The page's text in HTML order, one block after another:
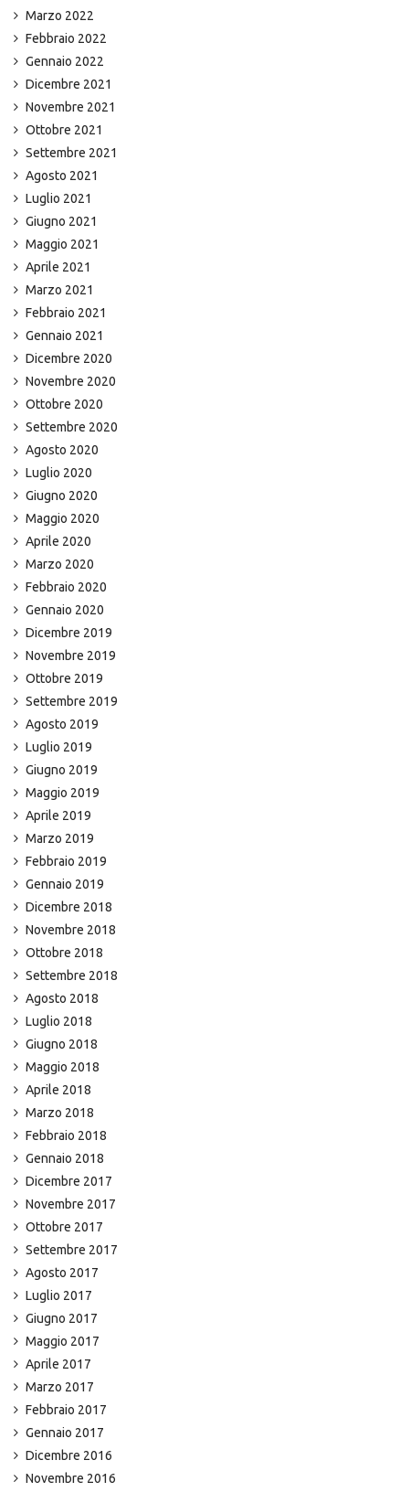
Marzo 2022
Febbraio 2022
Gennaio 2022
Dicembre 2021
Novembre 2021
Ottobre 2021
Settembre 2021
Agosto 2021
Luglio 2021
Giugno 2021
Maggio 2021
Aprile 2021
Marzo 2021
Febbraio 2021
Gennaio 2021
Dicembre 2020
Novembre 2020
Ottobre 2020
Settembre 2020
Agosto 2020
Luglio 2020
Giugno 2020
Maggio 2020
Aprile 2020
Marzo 2020
Febbraio 2020
Gennaio 2020
Dicembre 2019
Novembre 2019
Ottobre 2019
Settembre 2019
Agosto 2019
Luglio 2019
Giugno 2019
Maggio 2019
Aprile 2019
Marzo 2019
Febbraio 2019
Gennaio 2019
Dicembre 2018
Novembre 2018
Ottobre 2018
Settembre 2018
Agosto 2018
Luglio 2018
Giugno 2018
Maggio 2018
Aprile 2018
Marzo 2018
Febbraio 2018
Gennaio 2018
Dicembre 2017
Novembre 2017
Ottobre 2017
Settembre 2017
Agosto 2017
Luglio 2017
Giugno 2017
Maggio 2017
Aprile 2017
Marzo 2017
Febbraio 2017
Gennaio 2017
Dicembre 2016
Novembre 2016